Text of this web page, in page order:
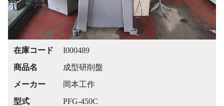
在庫コード
I000489
商品名
成型研削盤
メーカー
岡本工作
型式
PFG-450C